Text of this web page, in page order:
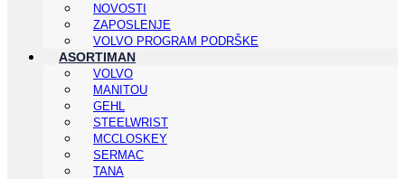
NOVOSTI
ZAPOSLENJE
VOLVO PROGRAM PODRŠKE
ASORTIMAN
VOLVO
MANITOU
GEHL
STEELWRIST
MCCLOSKEY
SERMAC
TANA